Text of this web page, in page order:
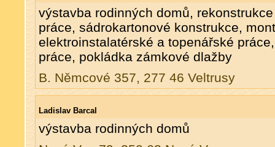
výstavba rodinných domů,
práce, sádrokartonové konstrukce,
elektroinstalatérské a topenářské
práce, pokládka zámkové dlažby
B. Němcové 357, 277 46 Veltrusy
Ladislav Barcal
výstavba rodinných domů